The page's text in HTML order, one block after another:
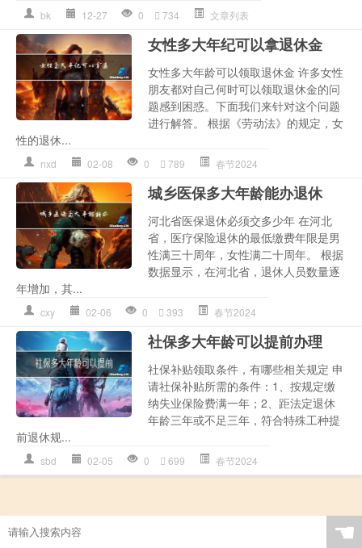
bk 12-27 0 734 文章列表
女性多大年纪可以拿退休金
女性多大年龄可以领取退休金 许多女性
朋友都对自己何时可以领取退休金的问
题感到困惑。下面我们来针对这个问题
进行解答。 根据《劳动法》的规定，女
性的退休...
nxd 02-08 0 789 春节2024
城乡医保多大年龄能办退休
河北省医保退休必须交多少年 在河北
省，医疗保险退休的最低缴费年限是男
性满三十周年，女性满二十周年。 根据
数据显示，在河北省，退休人员数量逐
年增加，其...
cxy 02-06 0 393 春节2024
社保多大年龄可以提前办理
社保补贴领取条件，有哪些相关规定 申
请社保补贴所需的条件：1、按规定缴
纳失业保险费满一年；2、距法定退休
年龄三年或不足三年，符合特殊工种提
前退休规...
sbd 02-05 0 699 春节2024
☚